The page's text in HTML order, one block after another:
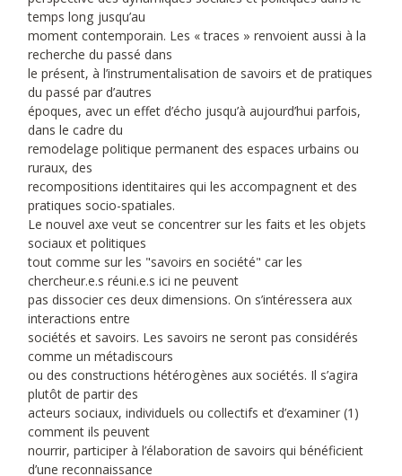
temps long jusqu’au
moment contemporain. Les « traces » renvoient aussi à la
recherche du passé dans
le présent, à l’instrumentalisation de savoirs et de pratiques
du passé par d’autres
époques, avec un effet d’écho jusqu’à aujourd’hui parfois,
dans le cadre du
remodelage politique permanent des espaces urbains ou
ruraux, des
recompositions identitaires qui les accompagnent et des
pratiques socio-spatiales.
Le nouvel axe veut se concentrer sur les faits et les objets
sociaux et politiques
tout comme sur les "savoirs en société" car les
chercheur.e.s réuni.e.s ici ne peuvent
pas dissocier ces deux dimensions. On s’intéressera aux
interactions entre
sociétés et savoirs. Les savoirs ne seront pas considérés
comme un métadiscours
ou des constructions hétérogènes aux sociétés. Il s’agira
plutôt de partir des
acteurs sociaux, individuels ou collectifs et d’examiner (1)
comment ils peuvent
nourrir, participer à l’élaboration de savoirs qui bénéficient
d’une reconnaissance